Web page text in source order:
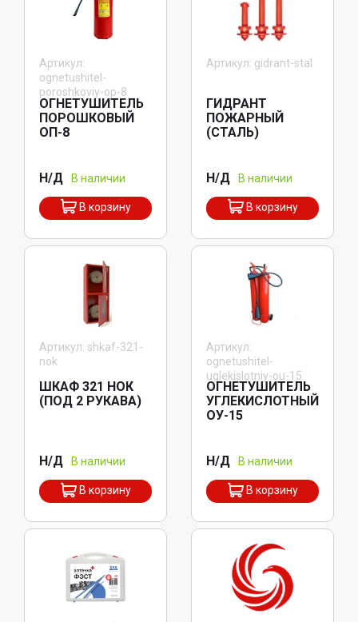
Артикул:
ognetushitel-
poroshkoviy-op-8
ОГНЕТУШИТЕЛЬ
ПОРОШКОВЫЙ
ОП-8
Н/Д В наличии
В корзину
Артикул: gidrant-stal
ГИДРАНТ
ПОЖАРНЫЙ
(СТАЛЬ)
Н/Д В наличии
В корзину
Артикул: shkaf-321-
nok
ШКАФ 321 НОК
(ПОД 2 РУКАВА)
Н/Д В наличии
В корзину
Артикул:
ognetushitel-
uglekislotniy-ou-15
ОГНЕТУШИТЕЛЬ
УГЛЕКИСЛОТНЫЙ
ОУ-15
Н/Д В наличии
В корзину